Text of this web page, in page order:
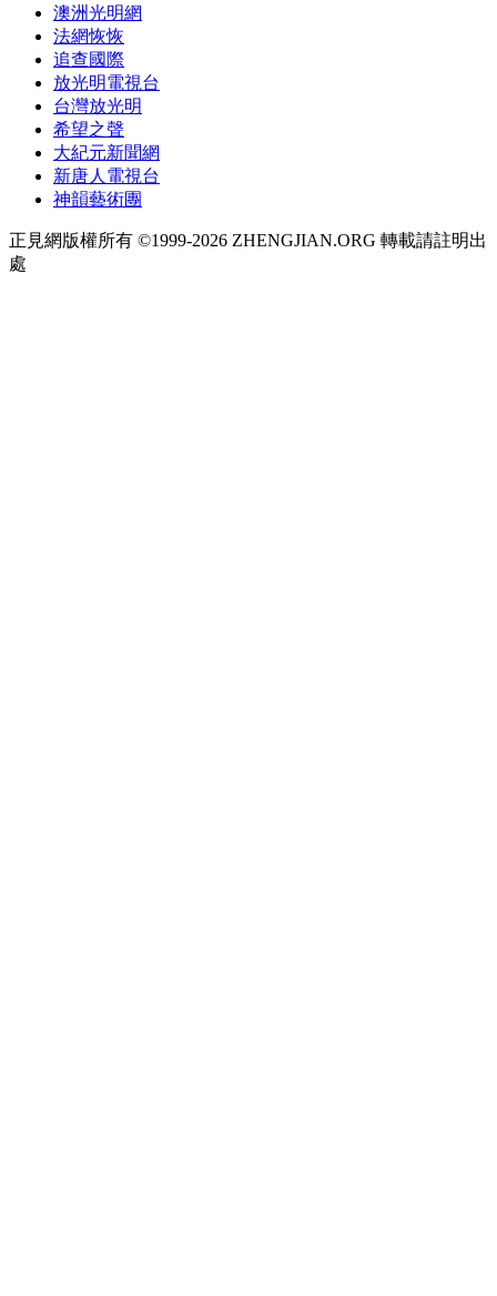
澳洲光明網
法網恢恢
追查國際
放光明電視台
台灣放光明
希望之聲
大紀元新聞網
新唐人電視台
神韻藝術團
正見網版權所有 ©1999-2026 ZHENGJIAN.ORG 轉載請註明出
處